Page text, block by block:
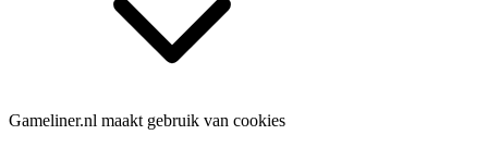
Gameliner.nl maakt gebruik van cookies